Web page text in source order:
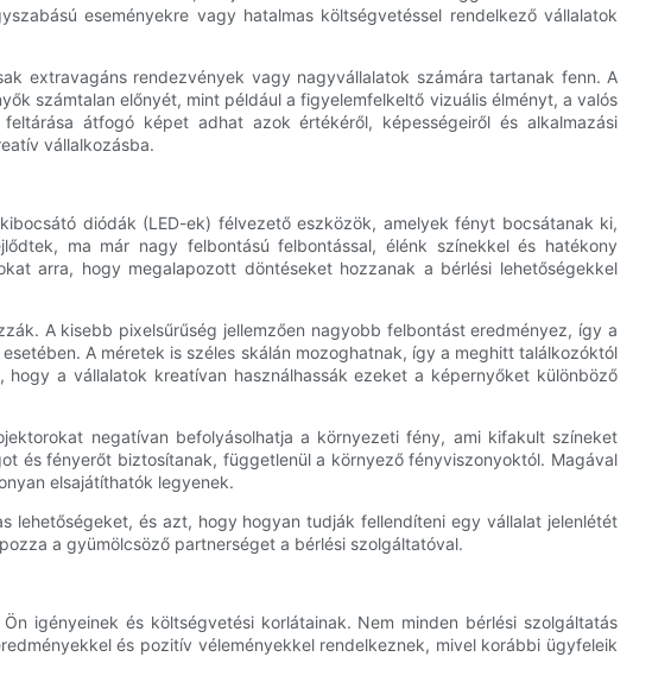
eseményekre vagy hatalmas költségvetéssel rendelkező vállalatok
extravagáns rendezvények vagy nagyvállalatok számára tartanak fenn. A
számtalan előnyét, mint például a figyelemfelkeltő vizuális élményt, a valós
átfogó képet adhat azok értékéről, képességeiről és alkalmazási
vállalkozásba.
diódák (LED-ek) félvezető eszközök, amelyek fényt bocsátanak ki,
ma már nagy felbontású felbontással, élénk színekkel és hatékony
arra, hogy megalapozott döntéseket hozzanak a bérlési lehetőségekkel
A kisebb pixelsűrűség jellemzően nagyobb felbontást eredményez, így a
A méretek is széles skálán mozoghatnak, így a meghitt találkozóktól
a vállalatok kreatívan használhassák ezeket a képernyőket különböző
negatívan befolyásolhatja a környezeti fény, ami kifakult színeket
és fényerőt biztosítanak, függetlenül a környező fényviszonyoktól. Magával
elsajátíthatók legyenek.
lehetőségeket, és azt, hogy hogyan tudják fellendíteni egy vállalat jelenlétét
a gyümölcsöző partnerséget a bérlési szolgáltatóval.
igényeinek és költségvetési korlátainak. Nem minden bérlési szolgáltatás
és pozitív véleményekkel rendelkeznek, mivel korábbi ügyfeleik